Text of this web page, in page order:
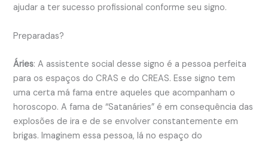
ajudar a ter sucesso profissional conforme seu signo.
Preparadas?
Áries: A assistente social desse signo é a pessoa perfeita
para os espaços do CRAS e do CREAS. Esse signo tem
uma certa má fama entre aqueles que acompanham o
horoscopo. A fama de “Satanáries” é em consequência das
explosões de ira e de se envolver constantemente em
brigas. Imaginem essa pessoa, lá no espaço do